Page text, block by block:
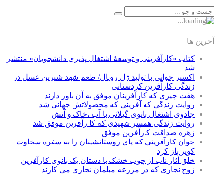
آخرین ها
کتاب «کارآفرینی و توسعۀ اشتغال پذیری دانشجویان» منتشر
شد
اکسیر جوانی با تولید ژل رویال/ طعم شهد شیرین عسل‌ در
زندگی کارآفرین کردستانی
هفت چیزی که کارآفرینان موفق به آن باور دارند
روایت زندگی که آفرینی که محصولاتش جهانی شد
جادوی اشتغال بانوی گیلانی با آب ،خاک و آتش
روایت زندگی همسر شهیدی که کا رآفرین موفق شد
زهره صداقت کارآفرین موفق
جوان کارآفرینی که پای روستانشینان را به سفره سخاوت
کویر باز کرد
خلق آثار ناب از چوب خشک با دستان یک بانوی کارآفرین
زوج نجاری که در مزرعه مبلمان نجاری می کارند